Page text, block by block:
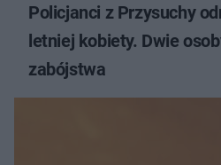
Policjanci z Przysuchy
letniej kobiety. Dwie
zabójstwa